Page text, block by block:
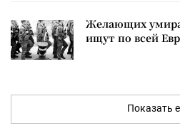
Желающих
ищут по всей
Показать